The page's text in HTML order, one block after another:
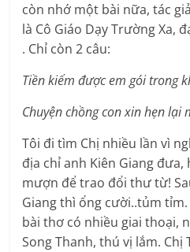
còn nhớ một bài nữa, tác
là Cô Giáo Dạy Trường Xa,
. Chỉ còn 2 câu:
Tiền kiếm được em gói trong
Chuyện chồng con xin hẹn lại
Tôi đi tìm Chị nhiều lần vì
địa chỉ anh Kiên Giang
mượn để trao đổi thư từ!
Giang thì ổng cười..tủm
bài thơ có nhiều giai thoại,
Song Thanh, thú vị lắm.